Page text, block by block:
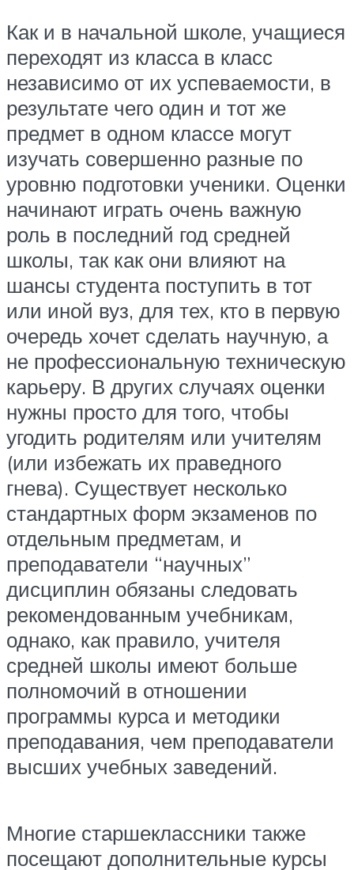
Как и в начальной школе, учащиеся
переходят из класса в класс
независимо от их успеваемости, в
результате чего один и тот же
предмет в одном классе могут
изучать совершенно разные по
уровню подготовки ученики. Оценки
начинают играть очень важную
роль в последний год средней
школы, так как они влияют на
шансы студента поступить в тот
или иной вуз, для тех, кто в первую
очередь хочет сделать научную, а
не профессиональную техническую
карьеру. В других случаях оценки
нужны просто для того, чтобы
угодить родителям или учителям
(или избежать их праведного
гнева). Существует несколько
стандартных форм экзаменов по
отдельным предметам, и
преподаватели “научных”
дисциплин обязаны следовать
рекомендованным учебникам,
однако, как правило, учителя
средней школы имеют больше
полномочий в отношении
программы курса и методики
преподавания, чем преподаватели
высших учебных заведений.
Многие старшеклассники также
посещают дополнительные курсы